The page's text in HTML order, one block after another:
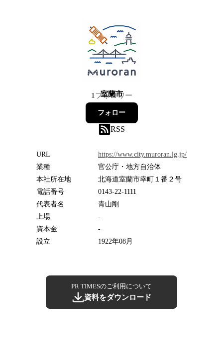
室蘭市
1 フォロワー
フォロー
RSS
URL
https://www.city.muroran.lg.jp/
業種
官公庁・地方自治体
本社所在地
北海道室蘭市幸町１番２号
電話番号
0143-22-1111
代表者名
青山剛
上場
-
資本金
-
設立
1922年08月
PR TIMESのご利用について
資料をダウンロード